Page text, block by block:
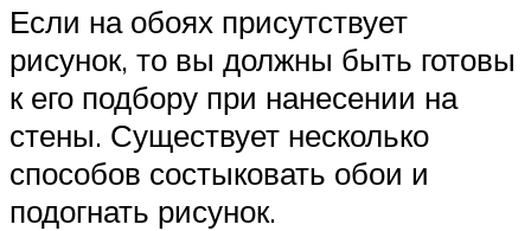
Если на обоях присутствует
рисунок, то вы должны быть готовы
к его подбору при нанесении на
стены. Существует несколько
способов состыковать обои и
подогнать рисунок.